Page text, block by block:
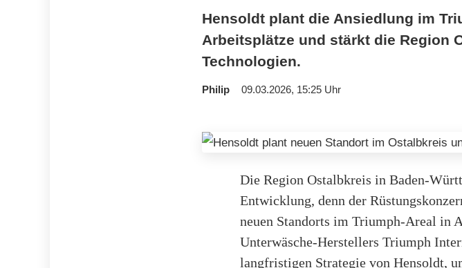
Hensoldt plant die Ansiedlung im
Arbeitsplätze und stärkt die Region
Technologien.
Philip 09.03.2026, 15:25 Uhr
Die Region Ostalbkreis in Baden-
Entwicklung, denn der
neuen Standorts im Triumph-Areal in
Unterwäsche-Herstellers Triumph
langfristigen Strategie von Hensoldt,